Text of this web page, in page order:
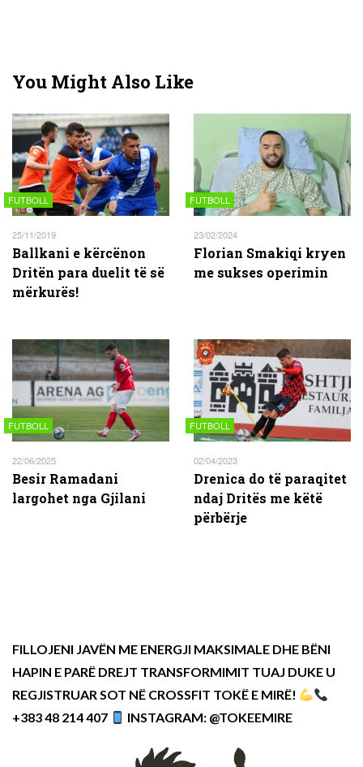
You Might Also Like
FUTBOLL
25/11/2019
Ballkani e kërcënon
Dritën para duelit të së
mërkurës!
FUTBOLL
23/02/2024
Florian Smakiqi kryen
me sukses operimin
FUTBOLL
22/06/2025
Besir Ramadani
largohet nga Gjilani
FUTBOLL
02/04/2023
Drenica do të paraqitet
ndaj Dritës me këtë
përbërje
FILLOJENI JAVËN ME ENERGJI MAKSIMALE DHE BËNI
HAPIN E PARË DREJT TRANSFORMIMIT TUAJ DUKE U
REGJISTRUAR SOT NË CROSSFIT TOKË E MIRË!
+383 48 214 407
INSTAGRAM: @TOKEEMIRE